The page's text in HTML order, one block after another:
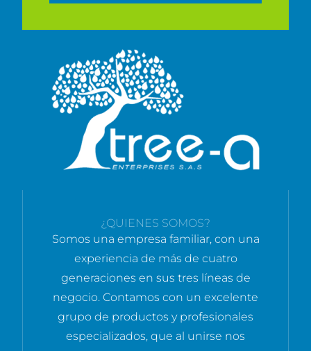
¿QUIENES SOMOS?
Somos una empresa familiar, con una
experiencia de más de cuatro
generaciones en sus tres líneas de
negocio. Contamos con un excelente
grupo de productos y profesionales
especializados, que al unirse nos